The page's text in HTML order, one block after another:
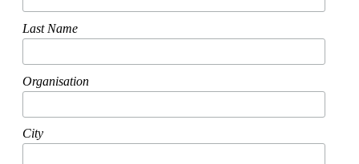
Last Name
Organisation
City